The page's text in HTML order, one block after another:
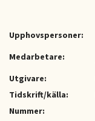
Upphovspersoner:
Medarbetare:
Utgivare:
Tidskrift/källa:
Nummer: